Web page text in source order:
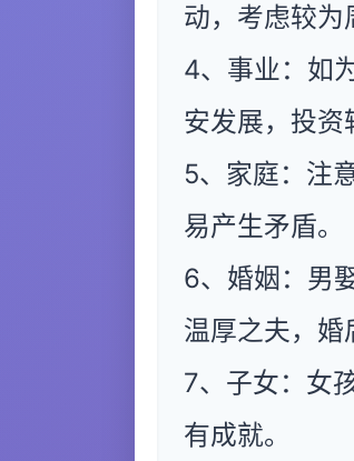
动，考虑较为
4、事业：如
安发展，投资
5、家庭：注
易产生矛盾。
6、婚姻：男
温厚之夫，婚
7、子女：女
有成就。